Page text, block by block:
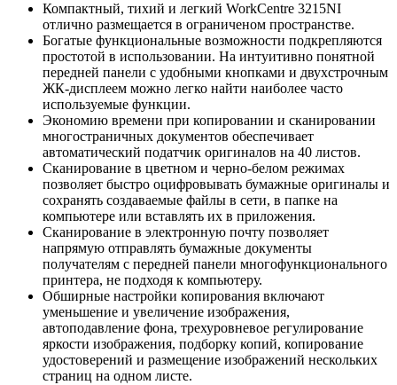
Компактный, тихий и легкий WorkCentre 3215NI
отлично размещается в ограниченом пространстве.
Богатые функциональные возможности подкрепляются
простотой в использовании. На интуитивно понятной
передней панели с удобными кнопками и двухстрочным
ЖК-дисплеем можно легко найти наиболее часто
используемые функции.
Экономию времени при копировании и сканировании
многостраничных документов обеспечивает
автоматический податчик оригиналов на 40 листов.
Сканирование в цветном и черно-белом режимах
позволяет быстро оцифровывать бумажные оригиналы и
сохранять создаваемые файлы в сети, в папке на
компьютере или вставлять их в приложения.
Сканирование в электронную почту позволяет
напрямую отправлять бумажные документы
получателям с передней панели многофункционального
принтера, не подходя к компьютеру.
Обширные настройки копирования включают
уменьшение и увеличение изображения,
автоподавление фона, трехуровневое регулирование
яркости изображения, подборку копий, копирование
удостоверений и размещение изображений нескольких
страниц на одном листе.